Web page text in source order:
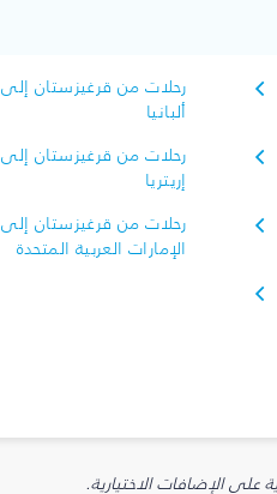
رحلات من قرغيزستان إلى
ألبانيا
رحلات من قرغيزستان إلى
إريتريا
رحلات من قرغيزستان إلى
الإمارات العربية المتحدة